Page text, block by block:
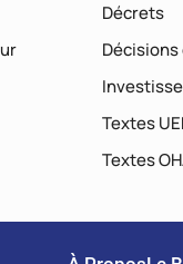
Décrets
Décisions
Textes
Textes